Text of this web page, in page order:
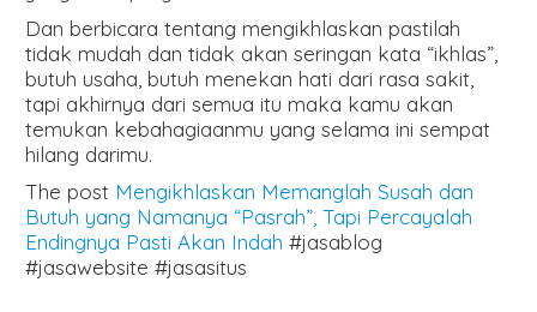
Dan berbicara tentang mengikhlaskan pastilah
tidak mudah dan tidak akan seringan kata “ikhlas”,
butuh usaha, butuh menekan hati dari rasa sakit,
tapi akhirnya dari semua itu maka kamu akan
temukan kebahagiaanmu yang selama ini sempat
hilang darimu.
The post Mengikhlaskan Memanglah Susah dan
Butuh yang Namanya “Pasrah”, Tapi Percayalah
Endingnya Pasti Akan Indah #jasablog
#jasawebsite #jasasitus